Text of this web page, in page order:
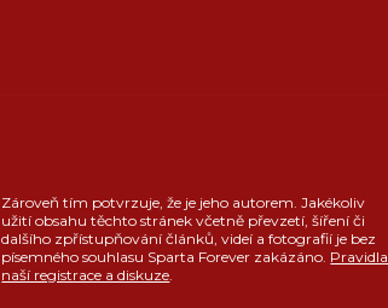
Zároveň tím potvrzuje, že je jeho autorem. Jakékoliv
užití obsahu těchto stránek včetně převzetí, šíření či
dalšího zpřístupňování článků, videí a fotografií je bez
písemného souhlasu Sparta Forever zakázáno. Pravidla
naší registrace a diskuze.